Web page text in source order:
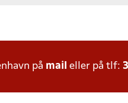
på mail eller på tlf: